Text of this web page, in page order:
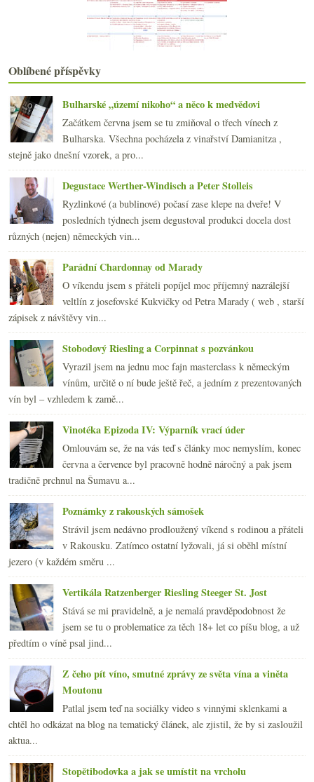
Oblíbené příspěvky
Bulharské „území nikoho“ a něco k medvědovi
Začátkem června jsem se tu zmiňoval o třech vínech z
Bulharska. Všechna pocházela z vinařství Damianitza ,
stejně jako dnešní vzorek, a pro...
Degustace Werther-Windisch a Peter Stolleis
Ryzlinkové (a bublinové) počasí zase klepe na dveře! V
posledních týdnech jsem degustoval produkci docela dost
různých (nejen) německých vin...
Parádní Chardonnay od Marady
O víkendu jsem s přáteli popíjel moc příjemný nazrálejší
veltlín z josefovské Kukvičky od Petra Marady ( web , starší
zápisek z návštěvy vin...
Stobodový Riesling a Corpinnat s pozvánkou
Vyrazil jsem na jednu moc fajn masterclass k německým
vínům, určitě o ní bude ještě řeč, a jedním z prezentovaných
vín byl – vzhledem k zamě...
Vinotéka Epizoda IV: Výparník vrací úder
Omlouvám se, že na vás teď s články moc nemyslím, konec
června a července byl pracovně hodně náročný a pak jsem
tradičně prchnul na Šumavu a...
Poznámky z rakouských sámošek
Strávil jsem nedávno prodloužený víkend s rodinou a přáteli
v Rakousku. Zatímco ostatní lyžovali, já si oběhl místní
jezero (v každém směru ...
Vertikála Ratzenberger Riesling Steeger St. Jost
Stává se mi pravidelně, a je nemalá pravděpodobnost že
jsem se tu o problematice za těch 18+ let co píšu blog, a už
předtím o víně psal jind...
Z čeho pít víno, smutné zprávy ze světa vína a viněta
Moutonu
Patlal jsem teď na sociálky video s vinnými sklenkami a
chtěl ho odkázat na blog na tematický článek, ale zjistil, že by si zasloužil
aktua...
Stopětibodovka a jak se umístit na vrcholu